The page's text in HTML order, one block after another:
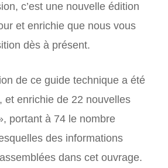
c’est une nouvelle édition
et enrichie que nous vous
dès à présent.
de ce guide technique a été
et enrichie de 22 nouvelles
portant à 74 le nombre
des informations
dans cet ouvrage.